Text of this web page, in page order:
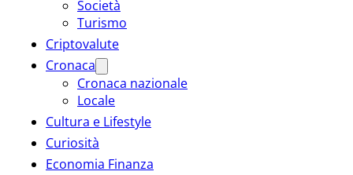
Società
Turismo
Criptovalute
Cronaca
Cronaca nazionale
Locale
Cultura e Lifestyle
Curiosità
Economia Finanza